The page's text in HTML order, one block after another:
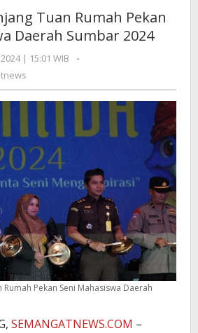
Tuan Rumah Pekan
Daerah Sumbar 2024
| 15:01 WIB
by
-
Rumah Pekan Seni Mahasiswa Daerah
SEMANGATNEWS.COM –